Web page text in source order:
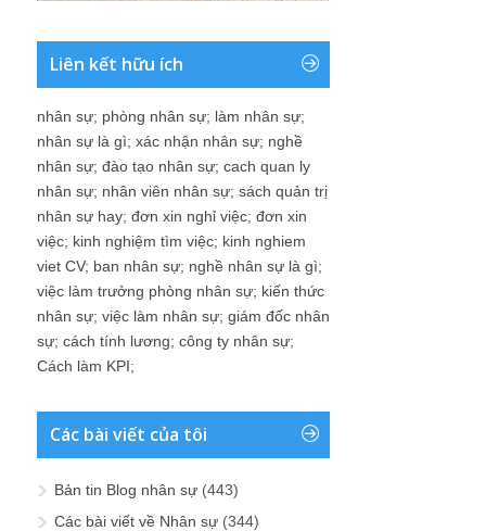
Liên kết hữu ích
nhân sự; phòng nhân sự; làm nhân sự;
nhân sự là gì; xác nhận nhân sự; nghề
nhân sự; đào tạo nhân sự; cach quan ly
nhân sự; nhân viên nhân sự; sách quản trị
nhân sự hay; đơn xin nghỉ việc; đơn xin
việc; kinh nghiệm tìm việc; kinh nghiem
viet CV; ban nhân sự; nghề nhân sự là gì;
việc làm trưởng phòng nhân sự; kiến thức
nhân sự; việc làm nhân sự; giám đốc nhân
sự; cách tính lương; công ty nhân sự;
Cách làm KPI;
Các bài viết của tôi
Bản tin Blog nhân sự (443)
Các bài viết về Nhân sự (344)